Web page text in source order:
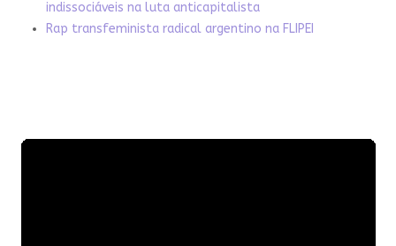
indissociáveis na luta anticapitalista
Rap transfeminista radical argentino na FLIPEI